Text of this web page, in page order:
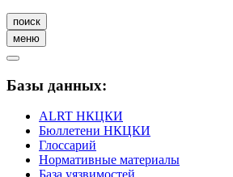
поиск
меню
Базы данных:
ALRT НКЦКИ
Бюллетени НКЦКИ
Глоссарий
Нормативные материалы